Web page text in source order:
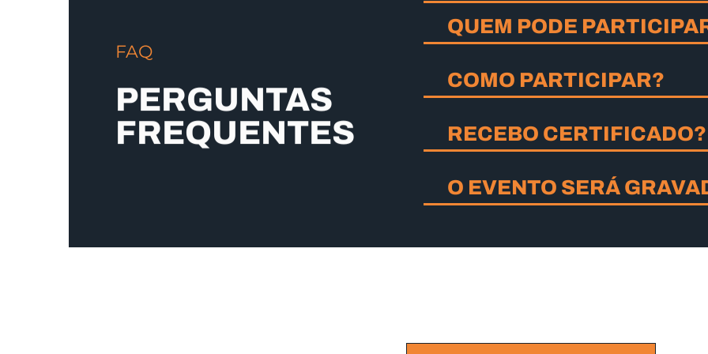
FAQ
PERGUNTAS
FREQUENTES
QUEM PODE
COMO PARTICIPAR?
RECEBO CERTIFICADO?
O EVENTO SERÁ